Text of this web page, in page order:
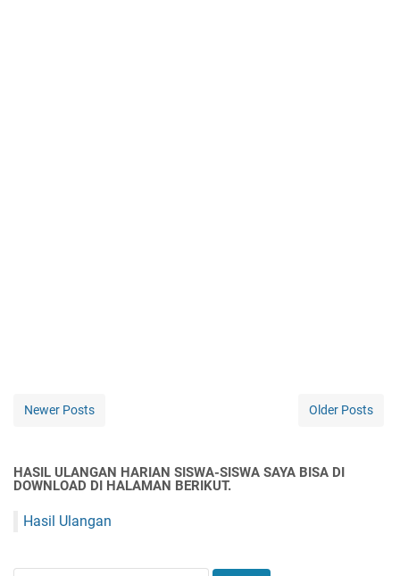
Newer Posts Older Posts
HASIL ULANGAN HARIAN SISWA-SISWA SAYA BISA DI
DOWNLOAD DI HALAMAN BERIKUT.
Hasil Ulangan